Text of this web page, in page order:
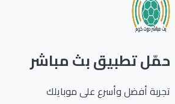
تطبيق بث مباشر
أفضل وأسرع على موبايلك